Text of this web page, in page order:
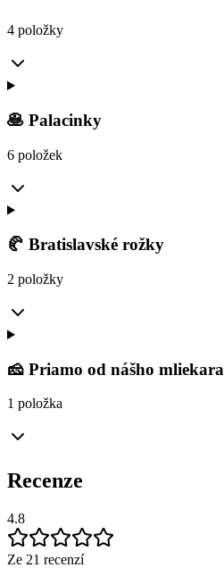
4 položky
🥞 Palacinky
6 položek
🥐 Bratislavské rožky
2 položky
🧀 Priamo od nášho mliekara
1 položka
Recenze
4.8
Ze 21 recenzí